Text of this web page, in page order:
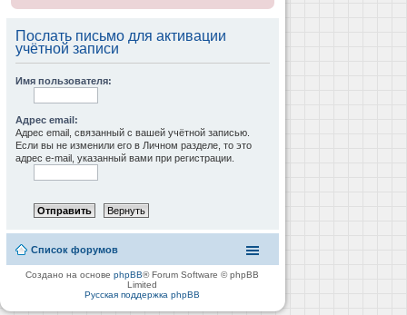
Послать письмо для активации
учётной записи
Имя пользователя:
Адрес email:
Адрес email, связанный с вашей учётной записью.
Если вы не изменили его в Личном разделе, то это
адрес e-mail, указанный вами при регистрации.
Список форумов
Создано на основеphpBB® Forum Software © phpBB
Limited
Русская поддержка phpBB